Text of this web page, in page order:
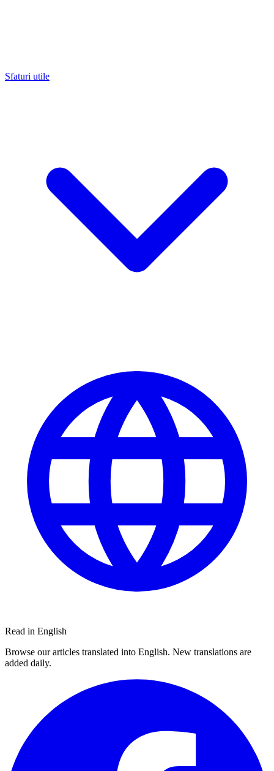
Sfaturi utile
Read in English
Browse our articles translated into English. New translations are
added daily.